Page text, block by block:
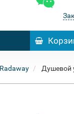
Душевой